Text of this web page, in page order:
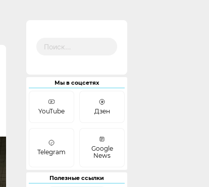
Мы в соцсетях
YouTube Дзен
Telegram
Google
News
Полезные ссылки